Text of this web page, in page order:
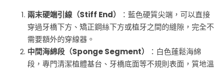
兩末硬端引線（Stiff End）
：藍色硬質尖端，可以直接
穿過牙橋下方、矯正鋼絲下方或植牙之間的縫隙，完全不
需要額外的穿線器。
中間海綿段（Sponge Segment）
：白色蓬鬆海綿
段，專門清潔植體基台、牙橋底面等不規則表面，質地溫